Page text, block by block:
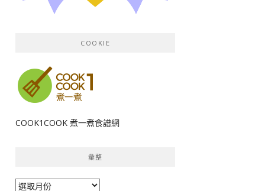
COOKIE
COOK1COOK 煮一煮食譜網
彙整
彙